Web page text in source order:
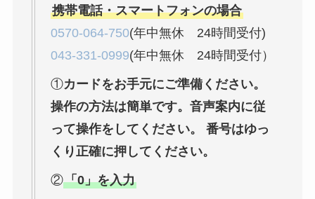
まとめ！電話が繋が
らない時の裏ワザ
なにわサプリ
Sivorune(シボルネ)
なぜ解約できない？
電話以外に手続きす
る方法ある？
携帯電話・スマートフォンの場合
0570-064-750(年中無休 24時間受付)
043-331-0999(年中無休 24時間受付）
①カードをお手元にご準備ください。
操作の方法は簡単です。音声案内に従
って操作をしてください。 番号はゆっ
くり正確に押してください。
②「0」を入力